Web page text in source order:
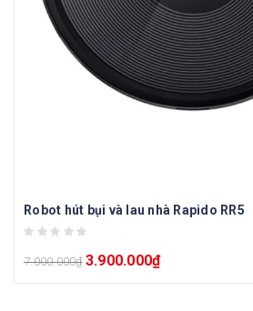
Robot hút bụi và lau nhà Rapido RR5
7.000.000₫ 3.900.000₫